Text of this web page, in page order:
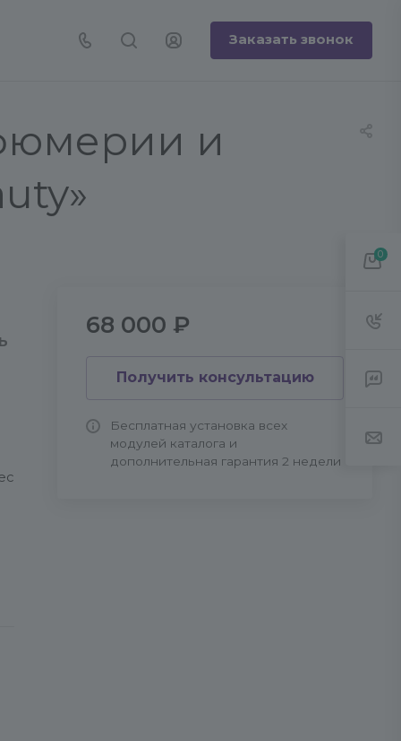
Заказать звонок
и
68 000 ₽
Получить консультацию
Бесплатная установка всех
модулей каталога и
дополнительная гарантия 2 недели
0